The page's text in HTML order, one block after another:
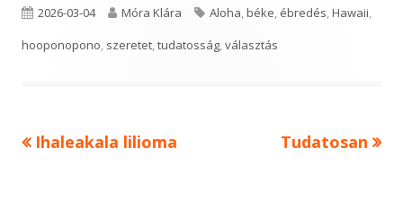
a
Published
on
2026-03-04 Author
Móra Klára Tags
Aloha,béke, ébredés,Hawaii,
hooponopono, szeretet,tudatosság,választás
Bejegyzés
Previous
Ihaleakala lilioma
Next
Tudatosan